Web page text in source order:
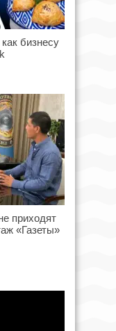
бизнесу
приходят
«Газеты»